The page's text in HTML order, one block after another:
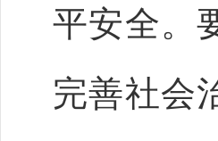
平安全。
完善社会